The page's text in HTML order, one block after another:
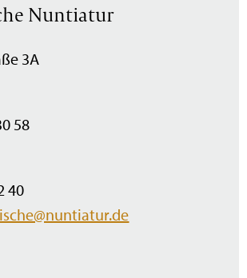
Nuntiatur
3A
58
40